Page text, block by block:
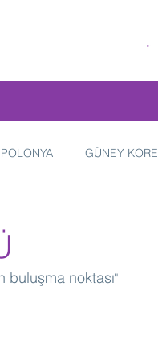
POLONYA GÜNEY KORE
buluşma noktası"